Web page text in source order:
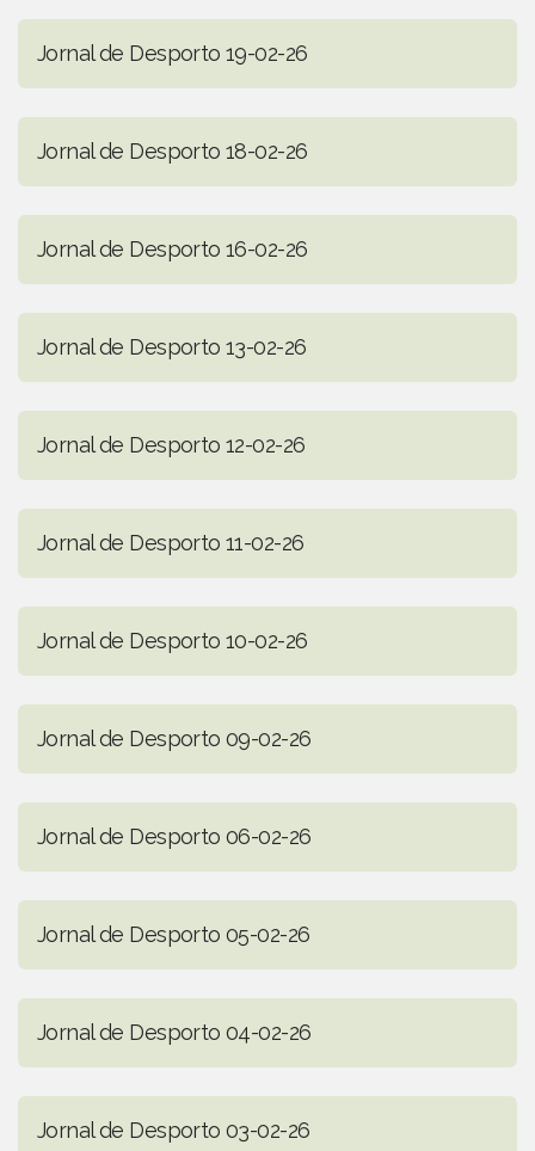
Jornal de Desporto 19-02-26
Jornal de Desporto 18-02-26
Jornal de Desporto 16-02-26
Jornal de Desporto 13-02-26
Jornal de Desporto 12-02-26
Jornal de Desporto 11-02-26
Jornal de Desporto 10-02-26
Jornal de Desporto 09-02-26
Jornal de Desporto 06-02-26
Jornal de Desporto 05-02-26
Jornal de Desporto 04-02-26
Jornal de Desporto 03-02-26